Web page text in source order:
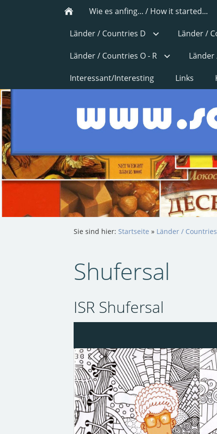
Wie es anfing... / How it started...
Länder / Countries D Länder /
Länder / Countries O - R Länder
Interessant/Interesting Links
Sie sind hier: Startseite » Länder /
Shufersal
ISR Shufersal